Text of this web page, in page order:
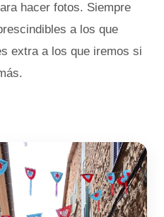
hacer fotos. Siempre
a los que
extra a los que iremos si